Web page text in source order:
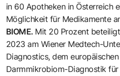
in 60 Apotheken in Österreich
Möglichkeit für Medikamente
BIOME. Mit 20 Prozent
2023 am Wiener Medtech-
Diagnostics, dem
Darmmikrobiom-Diagnostik